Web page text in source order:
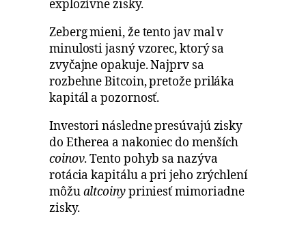
explozívne zisky.
Zeberg mieni, že tento jav mal v
minulosti jasný vzorec, ktorý sa
zvyčajne opakuje. Najprv sa
rozbehne Bitcoin, pretože priláka
kapitál a pozornosť.
Investori následne presúvajú zisky
do Etherea a nakoniec do menších
coinov. Tento pohyb sa nazýva
rotácia kapitálu a pri jeho zrýchlení
môžualtcoinypriniesť mimoriadne
zisky.